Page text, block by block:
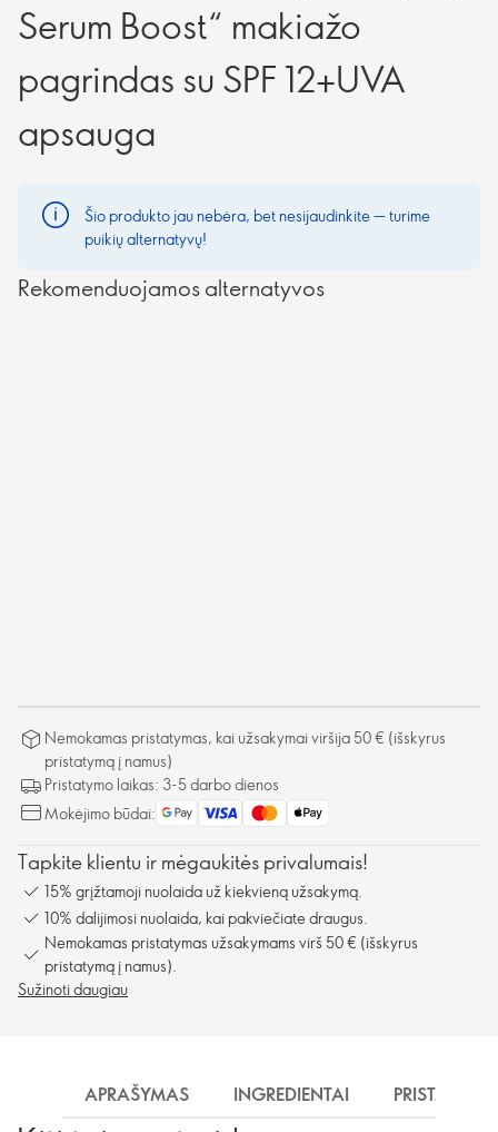
Serum Boost“ makiažo
pagrindas su SPF 12+UVA
apsauga
Šio produkto jau nebėra, bet nesijaudinkite — turime
puikių alternatyvų!
Rekomenduojamos alternatyvos
Nemokamas pristatymas, kai užsakymai viršija 50 € (išskyrus
pristatymą į namus)
Pristatymo laikas: 3-5 darbo dienos
Mokėjimo būdai:
Tapkite klientu ir mėgaukitės privalumais!
15% grįžtamoji nuolaida už kiekvieną užsakymą.
10% dalijimosi nuolaida, kai pakviečiate draugus.
Nemokamas pristatymas užsakymams virš 50 € (išskyrus
pristatymą į namus).
Sužinoti daugiau
APRAŠYMAS INGREDIENTAI